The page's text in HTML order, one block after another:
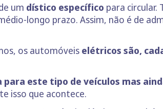
um dístico específico para circular.
longo prazo. Assim, não é de
os automóveis elétricos são,
para este tipo de veículos mas
isso que acontece.